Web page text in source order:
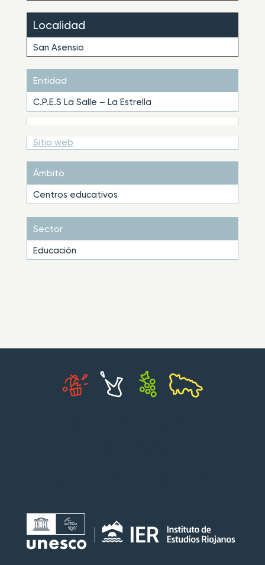
Localidad
San Asensio
Entidad
C.P.E.S La Salle – La Estrella
Sitio web
Ámbito
Centros educativos
Sector
Educación